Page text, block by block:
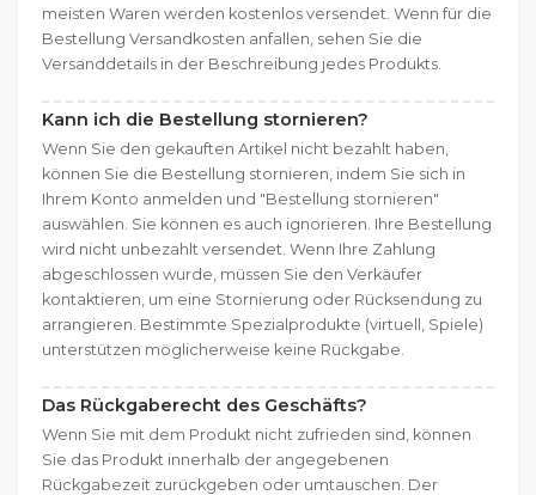
meisten Waren werden kostenlos versendet. Wenn für die
Bestellung Versandkosten anfallen, sehen Sie die
Versanddetails in der Beschreibung jedes Produkts.
Kann ich die Bestellung stornieren?
Wenn Sie den gekauften Artikel nicht bezahlt haben,
können Sie die Bestellung stornieren, indem Sie sich in
Ihrem Konto anmelden und "Bestellung stornieren"
auswählen. Sie können es auch ignorieren. Ihre Bestellung
wird nicht unbezahlt versendet. Wenn Ihre Zahlung
abgeschlossen wurde, müssen Sie den Verkäufer
kontaktieren, um eine Stornierung oder Rücksendung zu
arrangieren. Bestimmte Spezialprodukte (virtuell, Spiele)
unterstützen möglicherweise keine Rückgabe.
Das Rückgaberecht des Geschäfts?
Wenn Sie mit dem Produkt nicht zufrieden sind, können
Sie das Produkt innerhalb der angegebenen
Rückgabezeit zurückgeben oder umtauschen. Der